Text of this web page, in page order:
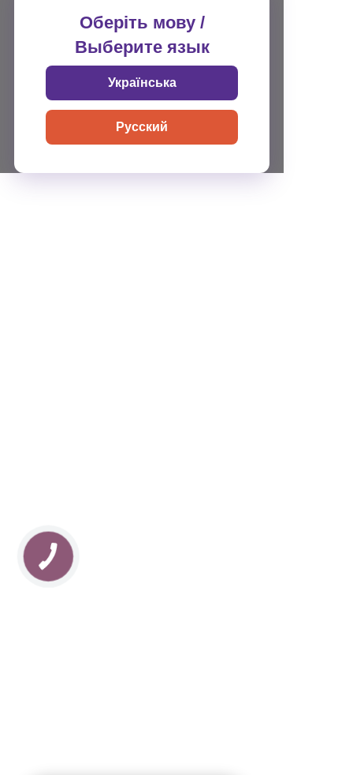
Оберіть мову /
Выберите язык
Українська
Русский